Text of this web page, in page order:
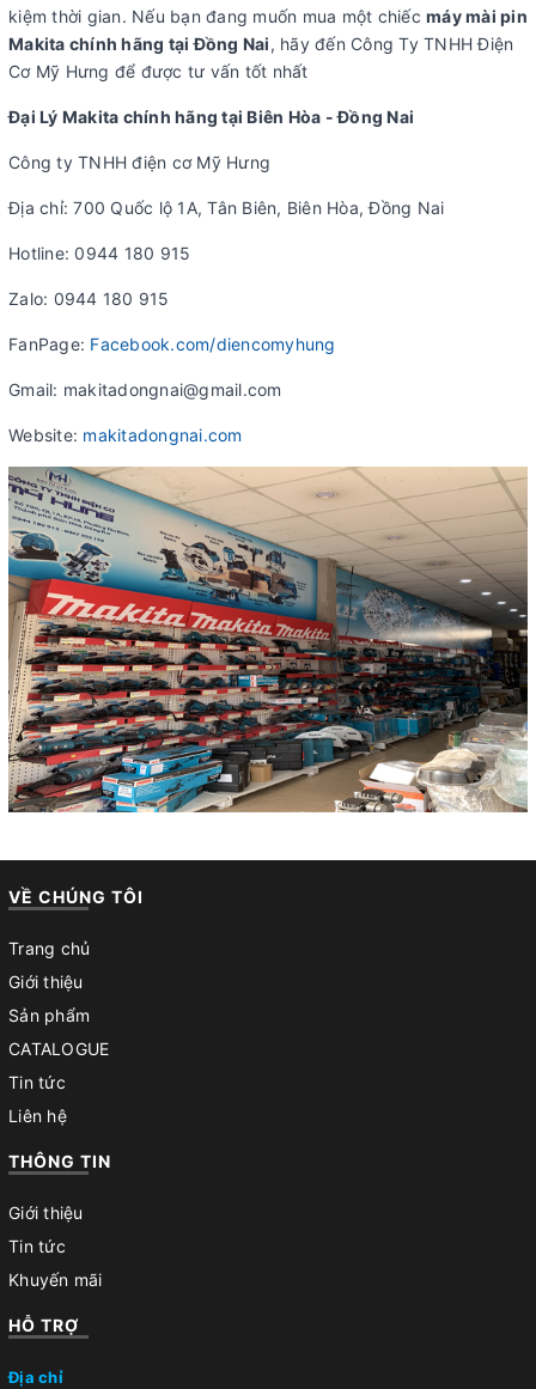
kiệm thời gian. Nếu bạn đang muốn mua một chiếc máy mài pin
Makita chính hãng tại Đồng Nai, hãy đến Công Ty TNHH Điện
Cơ Mỹ Hưng để được tư vấn tốt nhất
Đại Lý Makita chính hãng tại Biên Hòa - Đồng Nai
Công ty TNHH điện cơ Mỹ Hưng
Địa chỉ: 700 Quốc lộ 1A, Tân Biên, Biên Hòa, Đồng Nai
Hotline: 0944 180 915
Zalo: 0944 180 915
FanPage: Facebook.com/diencomyhung
Gmail: makitadongnai@gmail.com
Website: makitadongnai.com
VỀ CHÚNG TÔI
Trang chủ
Giới thiệu
Sản phẩm
CATALOGUE
Tin tức
Liên hệ
THÔNG TIN
Giới thiệu
Tin tức
Khuyến mãi
HỖ TRỢ
Địa chỉ